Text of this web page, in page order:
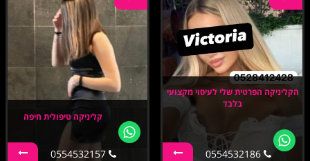
הקליניקה הפרטית שלי לעיסוי מקצועי
בלבד
0554532186
קליניקה טיפולית חיפה
0554532157